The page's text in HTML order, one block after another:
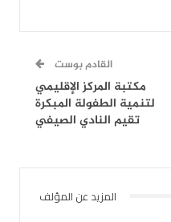
القادم بوست
مكتبة المركز الإقليمي
لتنمية الطفولة المبكرة
تقيم النادي الصيفي
المزيد عن المؤلف